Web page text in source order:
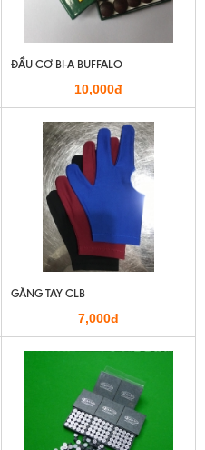
ĐẦU CƠ BI-A BUFFALO
10,000đ
GĂNG TAY CLB
7,000đ